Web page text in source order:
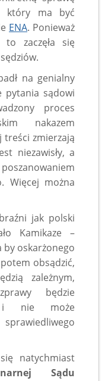
który ma być
ENA. Ponieważ
zaczęła się
na genialny
pytania sądowi
proces
nakazem
treści zmierzają
niezawisły, a
Więcej można
jak polski
Kamikaze –
by oskarżonego
obsądzić,
zależnym,
będzie
i nie może
natychmiast
Sądu